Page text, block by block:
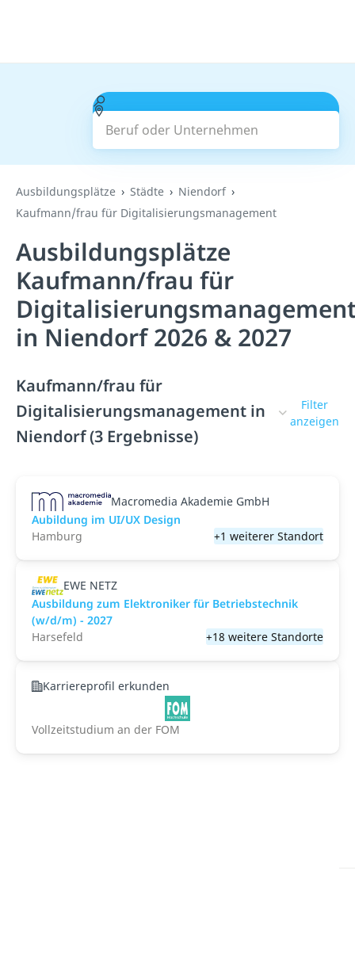
Beruf oder Unternehmen
Suchen
Ausbildungsplätze Städte
Niendorf
Kaufmann/frau für Digitalisierungsmanagement
Ausbildungsplätze
Kaufmann/frau für
in Niendorf 2026 & 2027
Kaufmann/frau für
Digitalisierungsmanagement in
Niendorf (3 Ergebnisse)
Filter
anzeigen
Macromedia Akademie GmbH
Aubildung im UI/UX Design
Hamburg
+1 weiterer Standort
EWE NETZ
Ausbildung zum Elektroniker für Betriebstechnik
(w/d/m) - 2027
Harsefeld
+18 weitere Standorte
Karriereprofil erkunden
Vollzeitstudium an der FOM